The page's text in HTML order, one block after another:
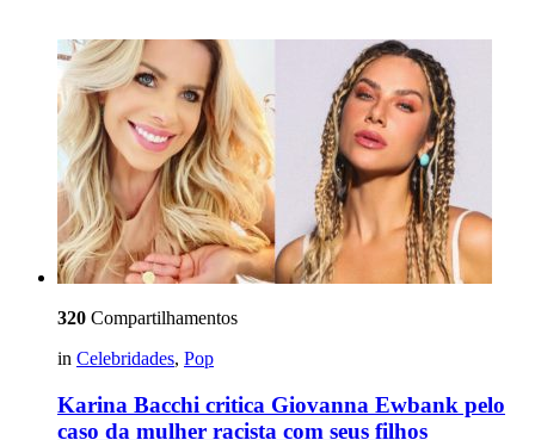
320 Compartilhamentos
in Celebridades, Pop
Karina Bacchi critica Giovanna Ewbank pelo
caso da mulher racista com seus filhos